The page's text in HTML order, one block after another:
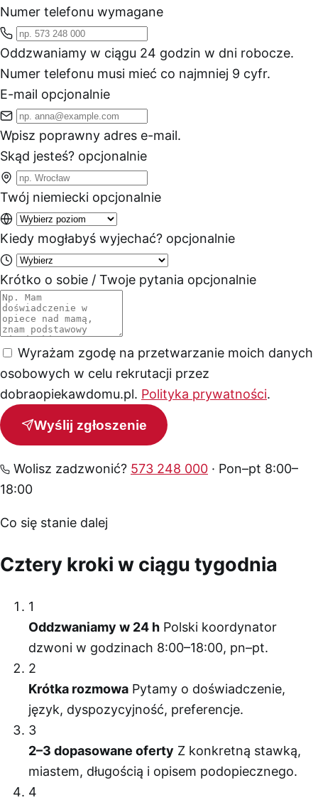
Numer telefonu wymagane
Oddzwaniamy w ciągu 24 godzin w dni robocze.
Numer telefonu musi mieć co najmniej 9 cyfr.
E-mail opcjonalnie
Wpisz poprawny adres e-mail.
Skąd jesteś? opcjonalnie
Twój niemiecki opcjonalnie
Kiedy mogłabyś wyjechać? opcjonalnie
Krótko o sobie / Twoje pytania opcjonalnie
Wyrażam zgodę na przetwarzanie moich danych
osobowych w celu rekrutacji przez
dobraopiekawdomu.pl. Polityka prywatności.
Wyślij zgłoszenie
Wolisz zadzwonić? 573 248 000 · Pon–pt 8:00–
18:00
Co się stanie dalej
Cztery kroki w ciągu tygodnia
1
Oddzwaniamy w 24 h Polski koordynator
dzwoni w godzinach 8:00–18:00, pn–pt.
2
Krótka rozmowa Pytamy o doświadczenie,
język, dyspozycyjność, preferencje.
3
2–3 dopasowane oferty Z konkretną stawką,
miastem, długością i opisem podopiecznego.
4